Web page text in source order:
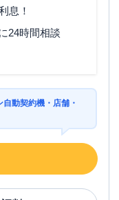
息！
24時間相談
動契約機・店舗・